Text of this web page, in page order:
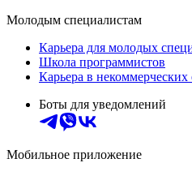
Молодым специалистам
Карьера для молодых
Школа программистов
Карьера в некоммерческих
Боты для уведомлений
Мобильное приложение